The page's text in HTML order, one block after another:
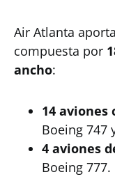
Air Atlanta
compuesta por
ancho:
14 aviones
Boeing 747
4 aviones
Boeing 777.